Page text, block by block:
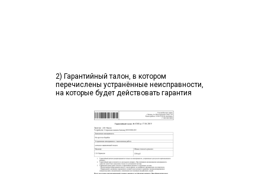
2) Гарантийный талон, в котором
перечислены устранённые неисправности,
на которые будет действовать гарантия